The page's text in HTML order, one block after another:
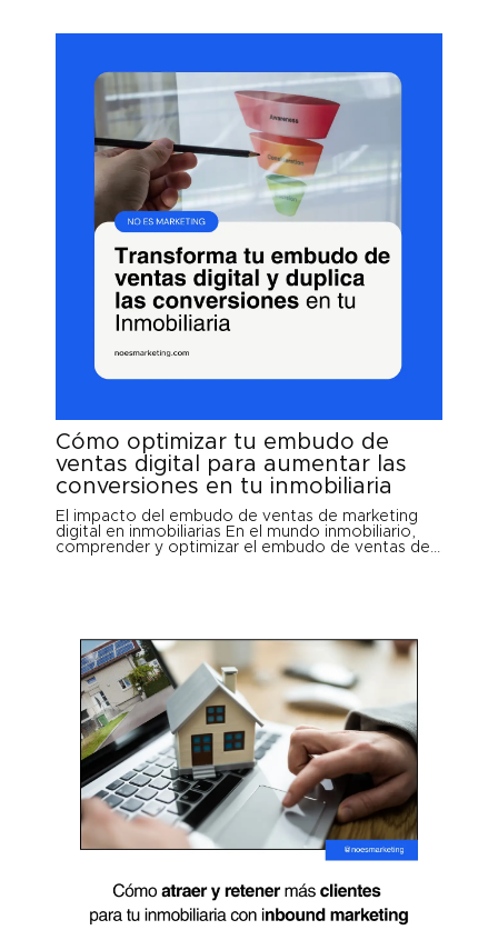
Cómo optimizar tu embudo de
ventas digital para aumentar las
conversiones en tu inmobiliaria
El impacto del embudo de ventas de marketing
digital en inmobiliarias En el mundo inmobiliario,
comprender y optimizar el embudo de ventas de...